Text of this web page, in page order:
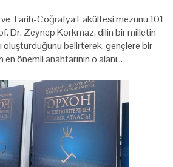
Tarih-Coğrafya Fakültesi mezunu 101
Dr. Zeynep Korkmaz, dilin bir milletin
oluşturduğunu belirterek, gençlere bir
en önemli anahtarının o alanı…